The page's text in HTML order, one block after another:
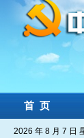
首 页
2026 年 8 月 7 日